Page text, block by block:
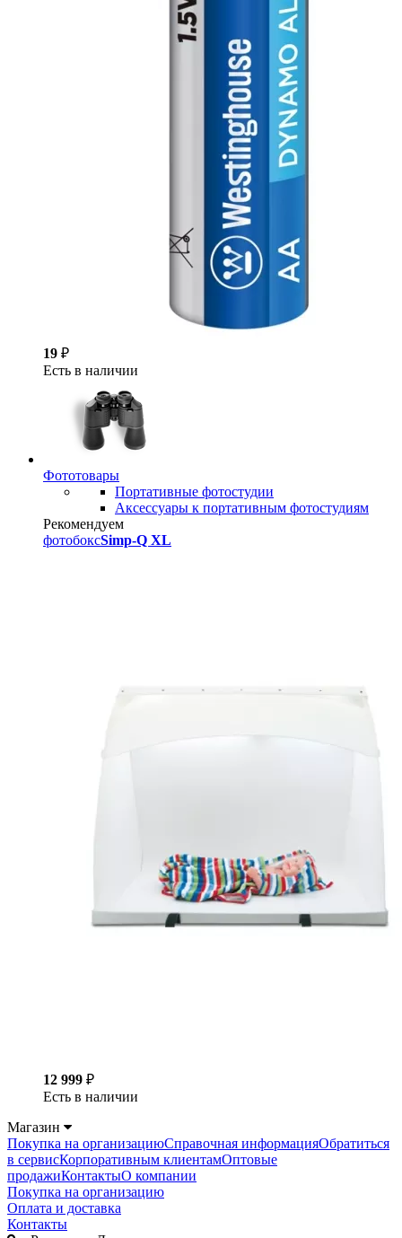
19 ₽
Есть в наличии
Фототовары
Портативные фотостудии
Аксессуары к портативным фотостудиям
Рекомендуем
фотобоксSimp-Q XL
12 999 ₽
Есть в наличии
Магазин
Покупка на организациюСправочная информацияОбратиться
в сервисКорпоративным клиентамОптовые
продажиКонтактыО компании
Покупка на организацию
Оплата и доставка
Контакты